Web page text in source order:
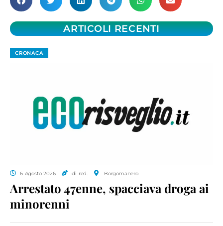
ARTICOLI RECENTI
CRONACA
6 Agosto 2026 di red. Borgomanero
Arrestato 47enne, spacciava droga ai
minorenni